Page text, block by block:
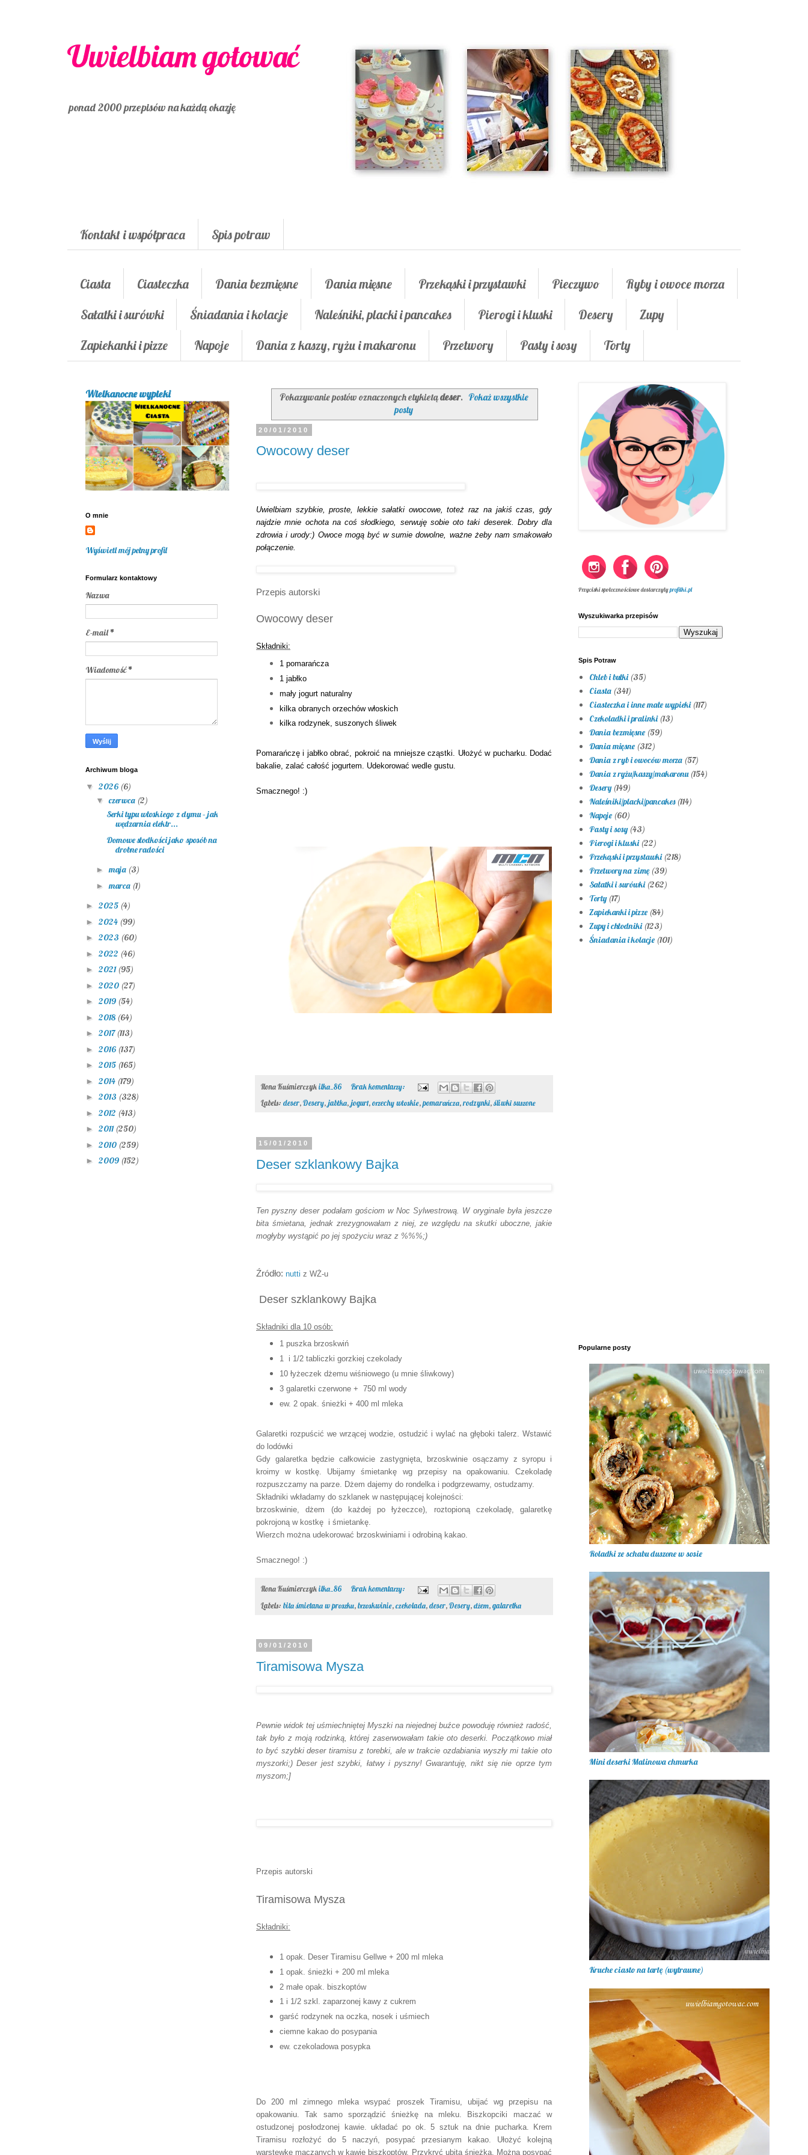
Uwielbiam gotować
ponad 2000 przepisów na każdą okazję
Kontakt i współpraca Spis potraw
Ciasta Ciasteczka Dania bezmięsne Dania mięsne Przekąski i przystawki Pieczywo
Ryby i owoce morza
Sałatki i surówki
Śniadania i kolacje Naleśniki, placki i pancakes Pierogi i kluski Desery
Zupy
Zapiekanki i pizze
Napoje Dania z kaszy, ryżu i makaronu Przetwory Pasty i sosy Torty
Pokazywanie postów oznaczonych etykietądeser. Pokaż wszystkie
posty
20/01/2010
Owocowy deser
Uwielbiam szybkie, proste, lekkie sałatki owocowe, toteż raz na jakiś czas, gdy
najdzie mnie ochota na coś słodkiego, serwuję sobie oto taki deserek. Dobry dla
zdrowia i urody:) Owoce mogą być w sumie dowolne, ważne żeby nam smakowało
połączenie.
Przepis autorski
Owocowy deser
Składniki:
1 pomarańcza
1 jabłko
mały jogurt naturalny
kilka obranych orzechów włoskich
kilka rodzynek, suszonych śliwek
Pomarańczę i jabłko obrać, pokroić na mniejsze cząstki. Ułożyć w pucharku. Dodać
bakalie, zalać całość jogurtem. Udekorować wedle gustu.
Smacznego! :)
Ten pyszny deser podałam gościom w Noc Sylwestrową. W oryginale była jeszcze
Źródło: nuttiz WŻ-u
Składnikidla 10 osób:
1 puszka brzoskwiń
10 łyżeczek dżemu wiśniowego (u mnie śliwkowy)
3 galaretki czerwone + 750 ml wody
ew. 2 opak. śnieżki + 400 ml mleka
Galaretki rozpuścić we wrzącej wodzie, ostudzić i wylać na głęboki talerz. Wstawić
Gdy galaretka będzie całkowicie zastygnięta, brzoskwinie osączamy z syropu i
rozpuszczamy na parze. Dżem dajemy do rondelka i podgrzewamy, ostudzamy.
Składniki wkładamy do szklanek w następującej kolejności:
brzoskwinie, dżem (do każdej po łyżeczce), roztopioną czekoladę, galaretkę
pokrojoną w kostkę i śmietankę.
Wierzch można udekorować brzoskwiniami i odrobiną kakao.
Smacznego! :)
Labels:bita śmietana w proszku
myszom;]
1 opak. śnieżki + 200 ml mleka
1 i 1/2 szkl. zaparzonej kawy z cukrem
garść rodzynek na oczka, nosek i uśmiech
ciemne kakao do posypania
ew. czekoladowa posypka
Do 200 ml zimnego mleka wsypać proszek Tiramisu, ubijać wg przepisu na
warstewkę maczanych w kawie biszkoptów. Przykryć ubitą śnieżką. Można posypać
czekoladowymi wiórkami, włożyć po 2 biszkopty (na uszka myszki), rodzynkami
zrobić resztę buziaczka.
Wielkanocne wypieki
O mnie
Wyświetl mój pełny profil
Formularz kontaktowy
Nazwa
E-mail*
Wiadomość*
Archiwum bloga
▼ 2026 (6)
▼czerwca (2)
Serki typu włoskiego z dymu – jak
wędzarnia elektr...
Domowe słodkości jako sposób na
drobne radości
►maja (3)
► marca (1)
► 2025 (4)
► 2024 (99)
► 2023 (60)
► 2022 (46)
► 2021 (95)
► 2020 (27)
► 2019 (54)
► 2018 (64)
► 2017(113)
► 2016 (137)
► 2015 (165)
► 2014 (179)
► 2013 (328)
► 2012 (413)
► 2011 (250)
► 2010 (259)
► 2009 (152)
Przyciski społecznościowe dostarczyłyprofilki.pl
Wyszukiwarka przepisów
Spis Potraw
Chleb i bułki (35)
Ciasta (341)
Ciasteczka i inne małe wypieki (117)
Czekoladki i pralinki (13)
Dania bezmięsne (59)
Dania mięsne (312)
Dania z ryb i owoców morza (57)
Dania z ryżu/kaszy/makaronu (154)
Desery (149)
Naleśniki/placki/pancakes (114)
Napoje (60)
Pasty i sosy (43)
Pierogi i kluski (22)
Przekąski i przystawki (218)
Przetwory na zimę (39)
Sałatki i surówki (262)
Torty (17)
Zapiekanki i pizze (84)
Zupy i chłodniki (123)
Śniadania i kolacje (101)
Popularne posty
Roladki ze schabu duszone w sosie
Mini deserki Malinowa chmurka
Kruche ciasto na tartę (wytrawne)